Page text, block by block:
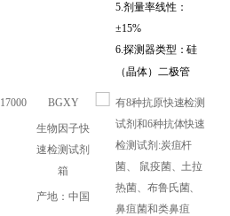
5.剂量率线性：
±15%
6.探测器类型：硅
（晶体）二极管
17000 BGXY
生物因子快
速检测试剂
箱
产地：中国
有8种抗原快速检测
试剂和6种抗体快速
检测试剂:炭疽杆
菌、 鼠疫菌、土拉
热菌、布鲁氏菌、
鼻疽菌和类鼻疽